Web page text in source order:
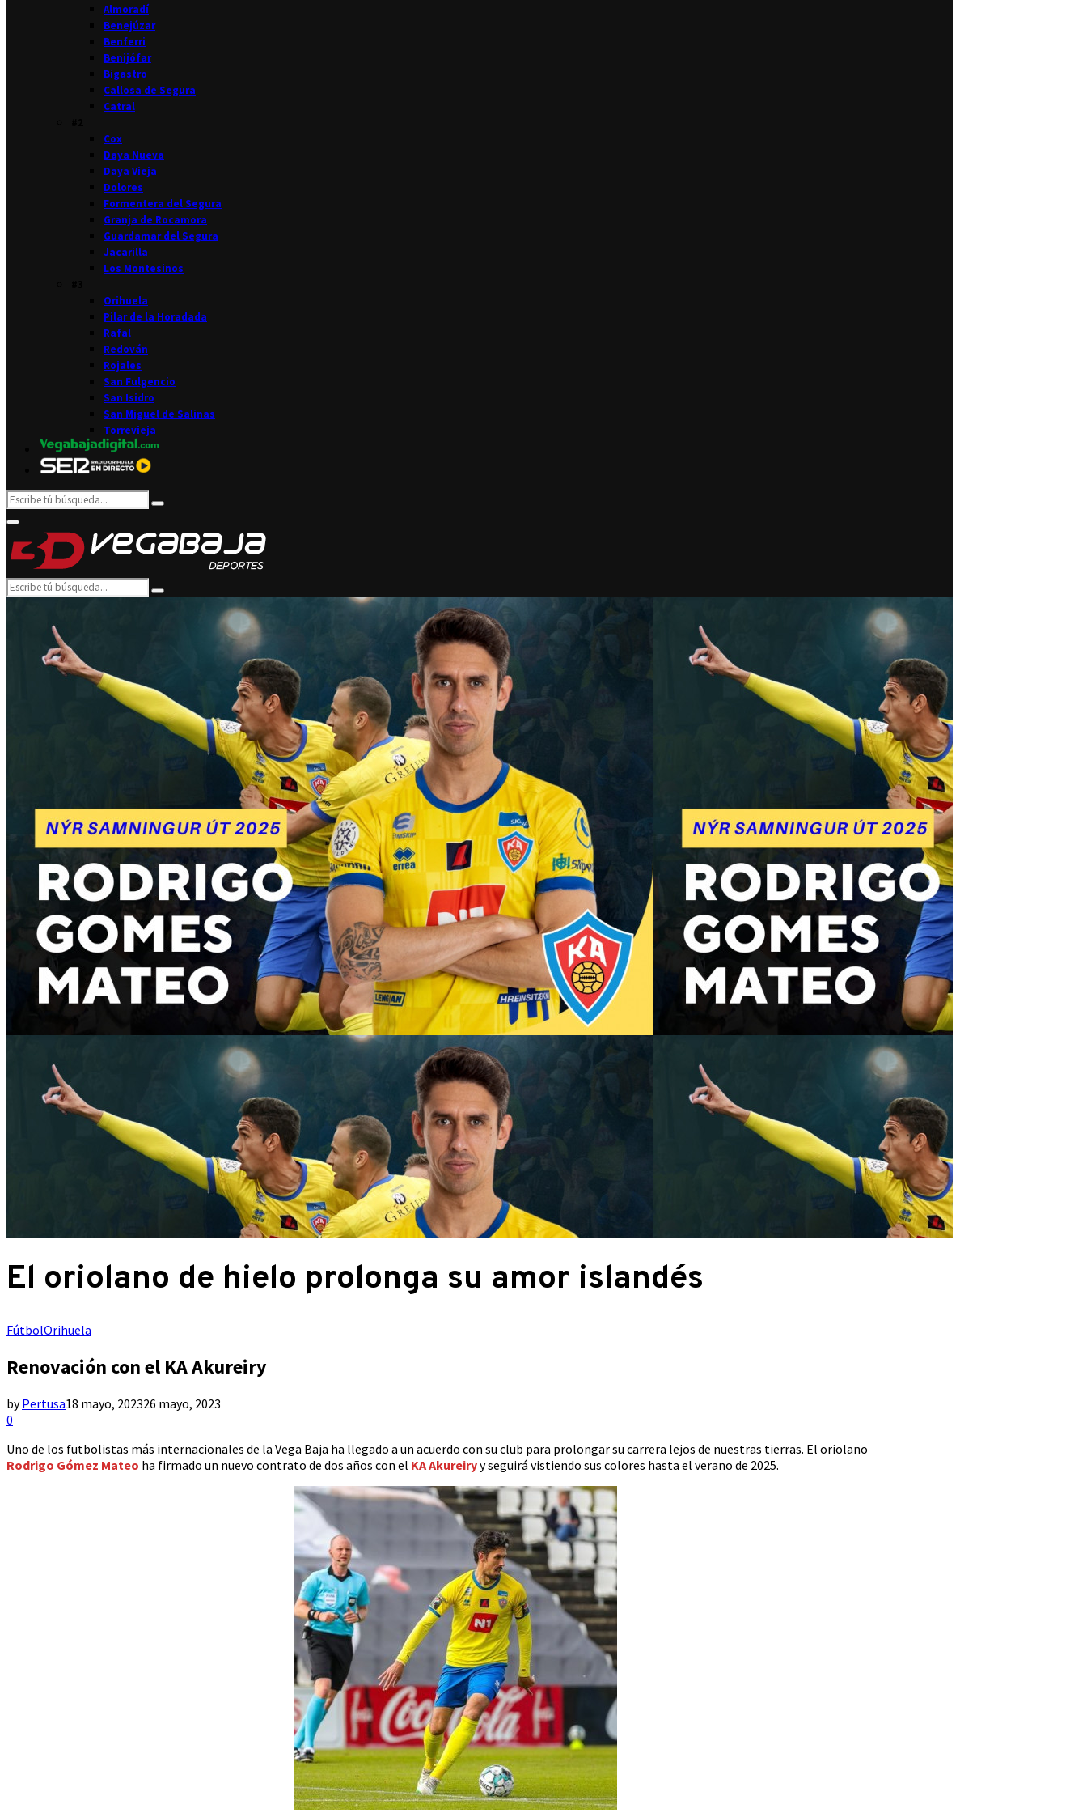
Almoradí
Benejúzar
Benferri
Benijófar
Bigastro
Callosa de Segura
Catral
Cox
Daya Nueva
Daya Vieja
Dolores
Formentera del Segura
Granja de Rocamora
Guardamar del Segura
Jacarilla
Los Montesinos
Orihuela
Pilar de la Horadada
Rafal
Redován
Rojales
San Fulgencio
San Isidro
San Miguel de Salinas
Torrevieja
Search
for:
Search
Primary
Menu
Search
for:
Search
El oriolano de hielo prolonga su amor islandés
FútbolOrihuela
Renovación con el KA Akureiry
byPertusa18 mayo, 202326 mayo, 2023
0
Uno de los futbolistas más internacionales de la Vega Baja ha llegado a un acuerdo con su club para prolongar su carrera lejos de nuestras tierras. El oriolano
Rodrigo Gómez Mateo ha firmado un nuevo contrato de dos años con el KA Akureiryy seguirá vistiendo sus colores hasta el verano de 2025.